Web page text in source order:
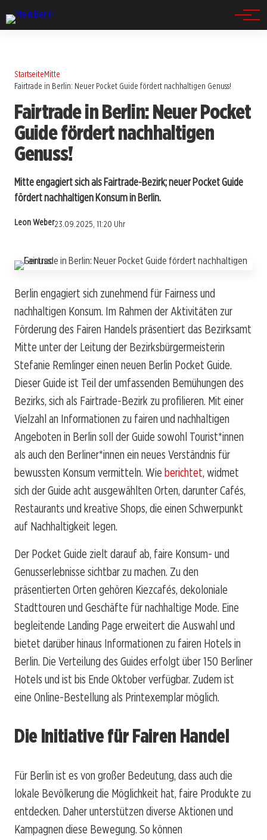
StartseiteMitte
Fairtrade in Berlin: Neuer Pocket Guide fördert nachhaltigen Genuss!
Fairtrade in Berlin: Neuer Pocket
Guide fördert nachhaltigen
Genuss!
Mitte engagiert sich als Fairtrade-Bezirk; neuer Pocket Guide
fördert nachhaltigen Konsum in Berlin.
Leon Weber23.09.2025, 11:20 Uhr
Berlin engagiert sich zunehmend für Fairness und
nachhaltigen Konsum. Im Rahmen der Aktivitäten zur
Förderung des Fairen Handels präsentiert das Bezirksamt
Mitte unter der Leitung der Bezirksbürgermeisterin
Stefanie Remlingereinen neuen Berlin Pocket Guide.
Dieser Guide ist Teil der umfassenden Bemühungen des
Bezirks, sich als Fairtrade-Bezirk zu profilieren. Mit einer
Vielzahl an Informationen zu fairen und nachhaltigen
Angeboten in Berlin soll der Guide sowohl Tourist*innen
als auch den Berliner*innen ein neues Verständnis für
bewussten Konsum vermitteln. Wie berichtet, widmet
sich der Guide acht ausgewählten Orten, darunter Cafés,
Restaurants und kreative Shops, die einen Schwerpunkt
auf Nachhaltigkeit legen.
Der Pocket Guide zielt darauf ab, faire Konsum- und
Genusserlebnisse sichtbar zu machen. Zu den
präsentierten Orten gehören Kiezcafés, dekoloniale
Stadttouren und Geschäfte für nachhaltige Mode. Eine
begleitende Landing Page erweitert die Auswahl und
bietet darüber hinaus Informationen zu fairen Hotels in
Berlin. Die Verteilung des Guides erfolgt über 150 Berliner
Hotels und ist bis Ende Oktober verfügbar. Zudem ist
eine Online-Bestellung als Printexemplar möglich.
Die Initiative für Fairen Handel
Für Berlin ist es von großer Bedeutung, dass auch die
lokale Bevölkerung die Möglichkeit hat, faire Produkte zu
entdecken. Daher unterstützen diverse Aktionen und
Kampagnen diese Bewegung. So können